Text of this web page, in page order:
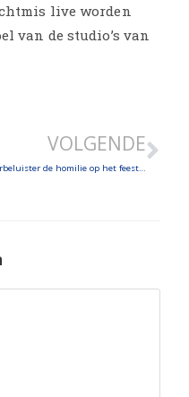
live worden
van de studio’s van
VOLGENDE
Herbeluister de homilie op het feest van de Heilige Familie